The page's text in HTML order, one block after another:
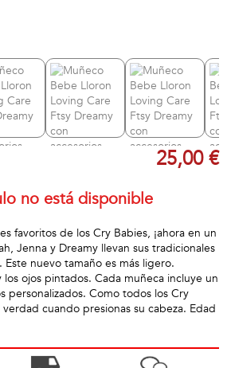
25,00 €
no está disponible
favoritos de los Cry Babies, ¡ahora en un
Jenna y Dreamy llevan sus tradicionales
Este nuevo tamaño es más ligero.
ojos pintados. Cada muñeca incluye un
personalizados. Como todos los Cry
cuando presionas su cabeza. Edad